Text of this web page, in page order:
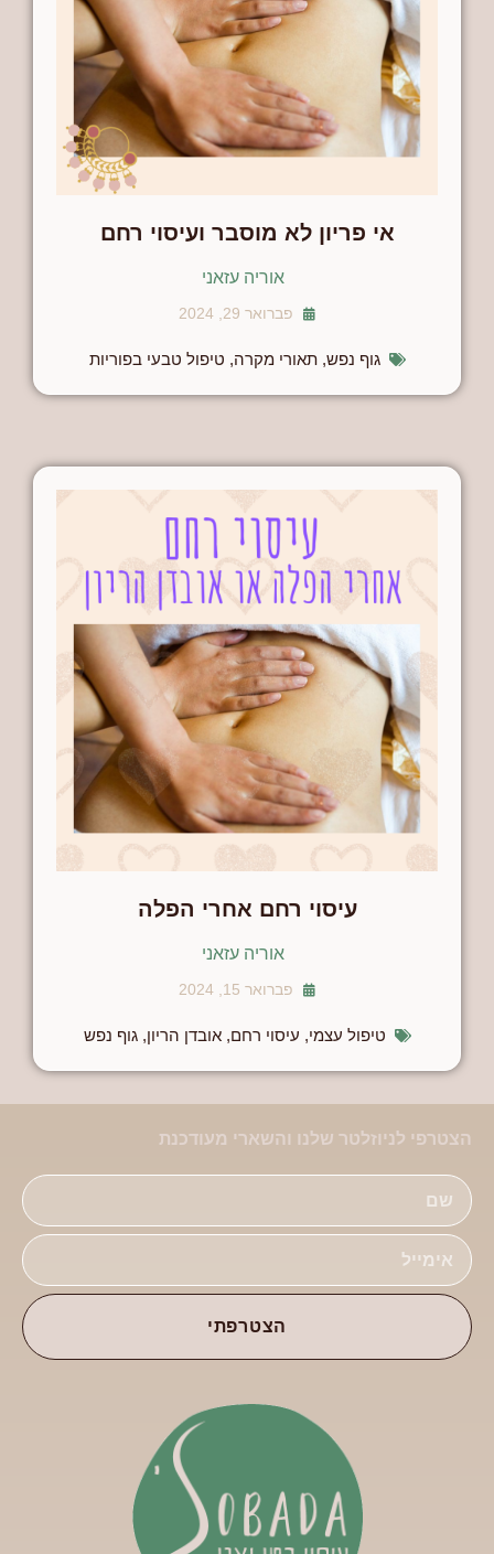
אי פריון לא מוסבר ועיסוי רחם
אוריה עזאני
פברואר 29, 2024
גוף נפש,תאורי מקרה, טיפול טבעי בפוריות
עיסוי רחם אחרי הפלה
אוריה עזאני
פברואר 15, 2024
טיפול עצמי, עיסוי רחם,אובדן הריון,גוף נפש
הצטרפי לניוזלטר שלנו והשארי מעודכנת
הצטרפתי